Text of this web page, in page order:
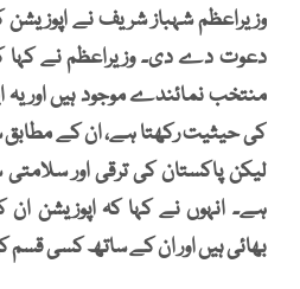
وزیراعظم شہباز شریف نے اپوزیشن
دعوت دے دی۔ وزیراعظم نے کہا
منتخب نمائندے موجود ہیں اور
کی حیثیت رکھتا ہے، ان کے مطابق
لیکن پاکستان کی ترقی اور
ہے۔ انہوں نے کہا کہ اپوزیشن
بھائی ہیں اور ان کے ساتھ کسی قسم